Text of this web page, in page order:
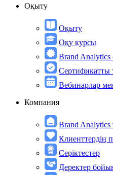
Оқыту
Оқыту
Оқу курсы
Brand Analytics
Сертификатты
Вебинарлар
Компания
Brand Analytics
Клиенттердің
Серіктестер
Деректер